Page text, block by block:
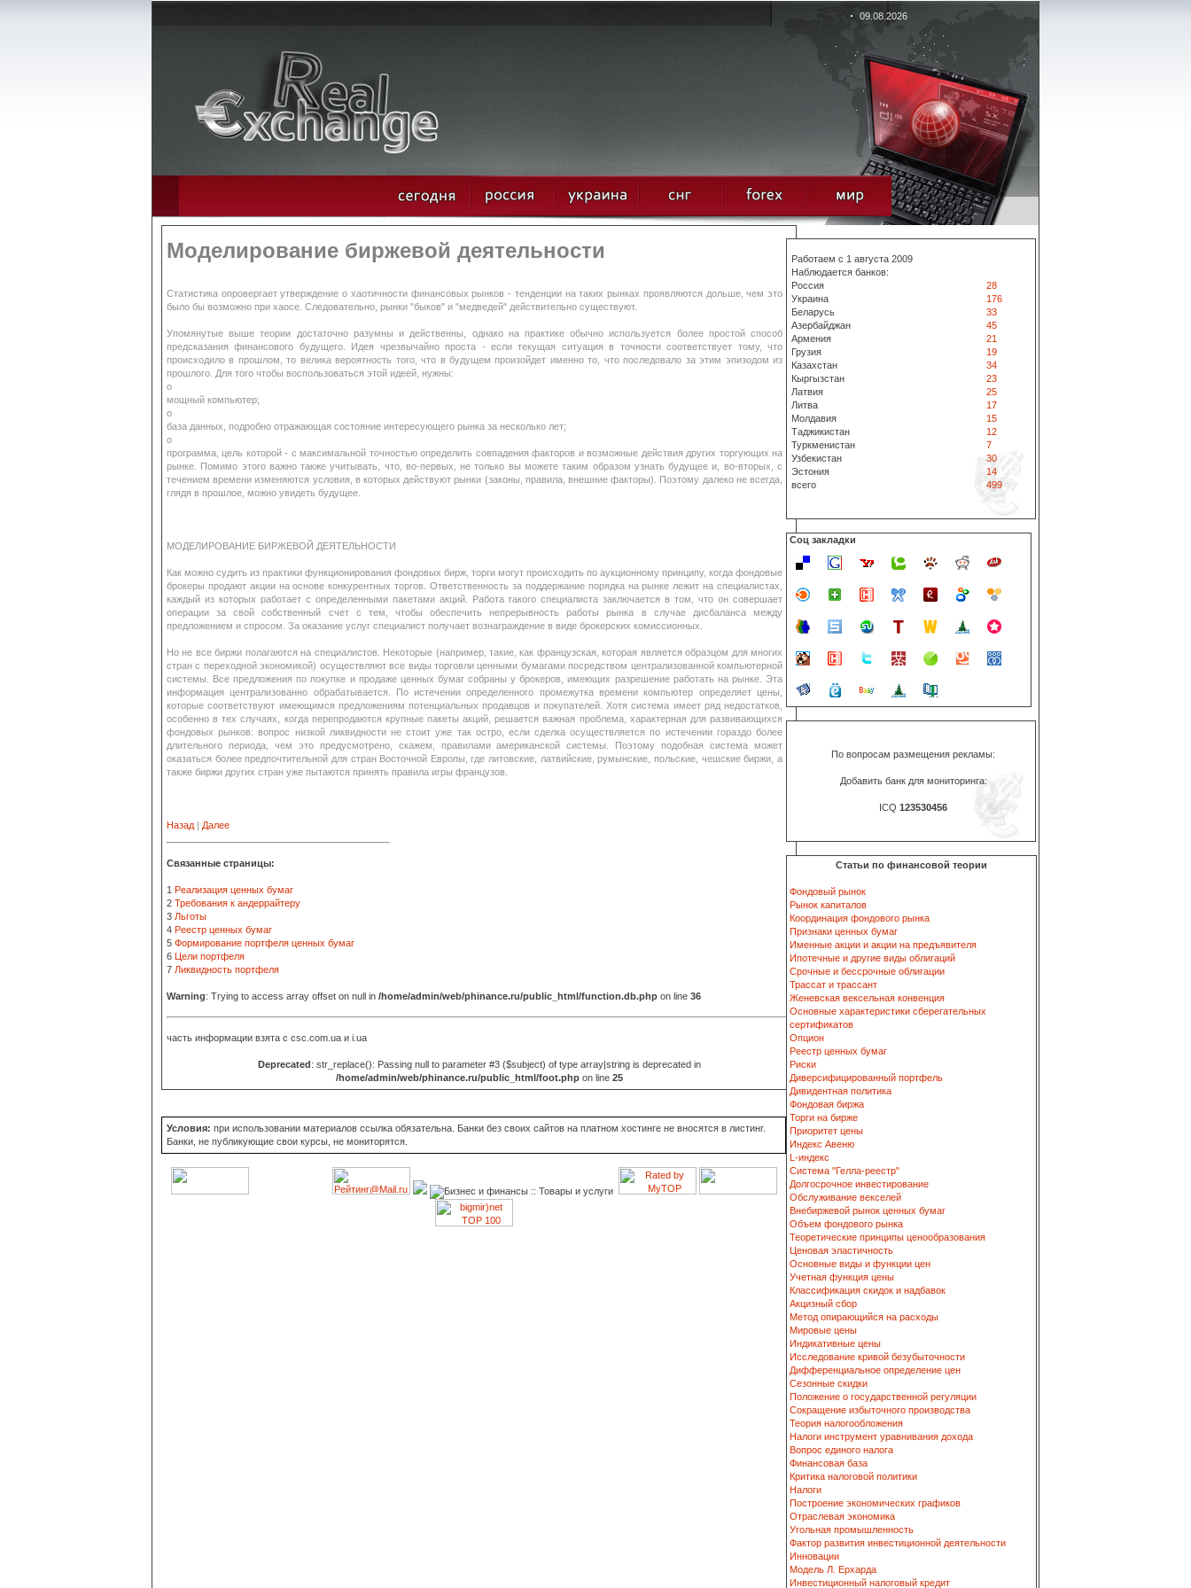
09.08.2026
Моделирование биржевой деятельности
Статистика опровергает утверждение о хаотичности финансовых рынков - тенденции на таких рынках проявляются дольше, чем это
было бы возможно при хаосе. Следовательно, рынки "быков" и "медведей" действительно существуют.
Упомянутые выше теории достаточно разумны и действенны, однако на практике обычно используется более простой способ
предсказания финансового будущего. Идея чрезвычайно проста - если текущая ситуация в точности соответствует тому, что
происходило в прошлом, то велика вероятность того, что в будущем произойдет именно то, что последовало за этим эпизодом из
прошлого. Для того чтобы воспользоваться этой идеей, нужны:
o
мощный компьютер;
o
база данных, подробно отражающая состояние интересующего рынка за несколько лет;
o
программа, цель которой - с максимальной точностью определить совпадения факторов и возможные действия других торгующих на
рынке. Помимо этого важно также учитывать, что, во-первых, не только вы можете таким образом узнать будущее и, во-вторых, с
течением времени изменяются условия, в которых действуют рынки (законы, правила, внешние факторы). Поэтому далеко не всегда,
глядя в прошлое, можно увидеть будущее.
МОДЕЛИРОВАНИЕ БИРЖЕВОЙ ДЕЯТЕЛЬНОСТИ
Как можно судить из практики функционирования фондовых бирж, торги могут происходить по аукционному принципу, когда фондовые
брокеры продают акции на основе конкурентных торгов. Ответственность за поддержание порядка на рынке лежит на специалистах,
каждый из которых работает с определенными пакетами акций. Работа такого специалиста заключается в том, что он совершает
операции за свой собственный счет с тем, чтобы обеспечить непрерывность работы рынка в случае дисбаланса между
предложением и спросом. За оказание услуг специалист получает вознаграждение в виде брокерских комиссионных.
Но не все биржи полагаются на специалистов. Некоторые (например, такие, как французская, которая является образцом для многих
стран с переходной экономикой) осуществляют все виды торговли ценными бумагами посредством централизованной компьютерной
системы. Все предложения по покупке и продаже ценных бумаг собраны у брокеров, имеющих разрешение работать на рынке. Эта
информация централизованно обрабатывается. По истечении определенного промежутка времени компьютер определяет цены,
которые соответствуют имеющимся предложениям потенциальных продавцов и покупателей. Хотя система имеет ряд недостатков,
особенно в тех случаях, когда перепродаются крупные пакеты акций, решается важная проблема, характерная для развивающихся
фондовых рынков: вопрос низкой ликвидности не стоит уже так остро, если сделка осуществляется по истечении гораздо более
длительного периода, чем это предусмотрено, скажем, правилами американской системы. Поэтому подобная система может
оказаться более предпочтительной для стран Восточной Европы, где литовские, латвийские, румынские, польские, чешские биржи, а
также биржи других стран уже пытаются принять правила игры французов.
Назад | Далее
Связанные страницы:
1 Реализация ценных бумаг
2 Требования к андеррайтеру
3 Льготы
4 Реестр ценных бумаг
5 Формирование портфеля ценных бумаг
6 Цели портфеля
7 Ликвидность портфеля
Warning: Trying to access array offset on null in /home/admin/web/phinance.ru/public_html/function.db.php on line 36
часть информации взята с csc.com.ua и i.ua
Deprecated: str_replace(): Passing null to parameter #3 ($subject) of type array|string is deprecated in
/home/admin/web/phinance.ru/public_html/foot.phpon line 25
Условия: при использовании материалов ссылка обязательна. Банки без своих сайтов на платном хостинге не вносятся в листинг.
Банки, не публикующие свои курсы, не мониторятся.
Работаем с 1 августа 2009
Наблюдается банков:
Россия
28
Украина
176
Беларусь
33
Азербайджан
45
Армения
21
Грузия
19
Казахстан
34
Кыргызстан
23
Латвия
25
Литва
17
Молдавия
15
Таджикистан
12
Туркменистан
7
Узбекистан
30
Эстония
14
всего
499
Соц закладки
По вопросам размещения рекламы:
Добавить банк для мониторинга:
ICQ 123530456
Статьи по финансовой теории
Фондовый рынок
Рынок капиталов
Координация фондового рынка
Признаки ценных бумаг
Именные акции и акции на предъявителя
Ипотечные и другие виды облигаций
Срочные и бессрочные облигации
Трассат и трассант
Женевская вексельная конвенция
Основные характеристики сберегательных
сертификатов
Опцион
Реестр ценных бумаг
Риски
Диверсифицированный портфель
Дивидентная политика
Фондовая биржа
Торги на бирже
Приоритет цены
Индекс Авеню
L-индекс
Система "Гелла-реестр"
Долгосрочное инвестирование
Обслуживание векселей
Внебиржевой рынок ценных бумаг
Объем фондового рынка
Теоретические принципы ценообразования
Ценовая эластичность
Основные виды и функции цен
Учетная функция цены
Классификация скидок и надбавок
Акцизный сбор
Метод опирающийся на расходы
Мировые цены
Индикативные цены
Исследование кривой безубыточности
Дифференциальное определение цен
Сезонные скидки
Положение о государственной регуляции
Сокращение избыточного производства
Теория налогообложения
Налоги инструмент уравнивания дохода
Вопрос единого налога
Финансовая база
Критика налоговой политики
Налоги
Построение экономических графиков
Отраслевая экономика
Угольная промышленность
Фактор развития инвестиционной деятельности
Инновации
Модель Л. Ерхарда
Инвестиционный налоговый кредит